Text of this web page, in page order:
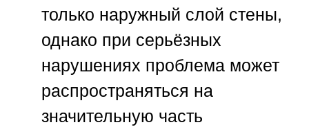
только наружный слой стены,
однако при серьёзных
нарушениях проблема может
распространяться на
значительную часть